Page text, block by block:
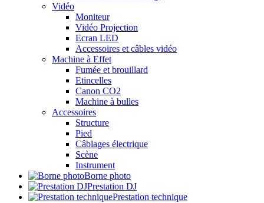
Vidéo
Moniteur
Vidéo Projection
Ecran LED
Accessoires et câbles vidéo
Machine à Effet
Fumée et brouillard
Etincelles
Canon CO2
Machine à bulles
Accessoires
Structure
Pied
Câblages électrique
Scène
Instrument
Borne photo
Prestation DJ
Prestation technique